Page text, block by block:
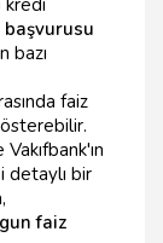
kredi
bazı
faiz
detaylı bir
faiz